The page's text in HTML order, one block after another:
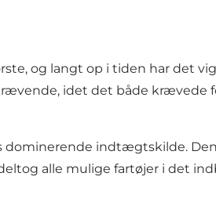
og langt op i tiden har det
idet det både krævede
indtægtskilde.
alle mulige fartøjer i det